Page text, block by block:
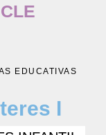
EDUCATIVAS
I